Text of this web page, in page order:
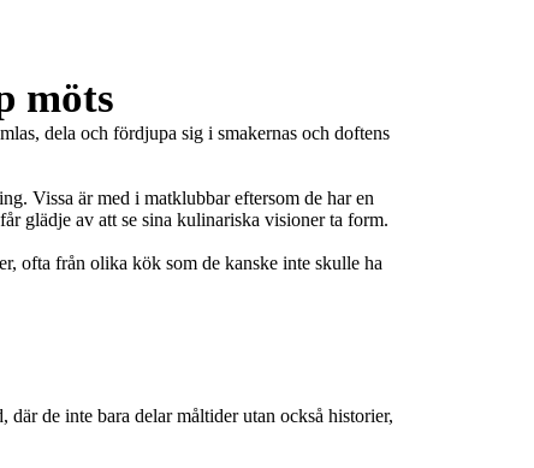
möts
dela och fördjupa sig i smakernas och doftens
Vissa är med i matklubbar eftersom de har en
glädje av att se sina kulinariska visioner ta form.
ofta från olika kök som de kanske inte skulle ha
de inte bara delar måltider utan också historier,